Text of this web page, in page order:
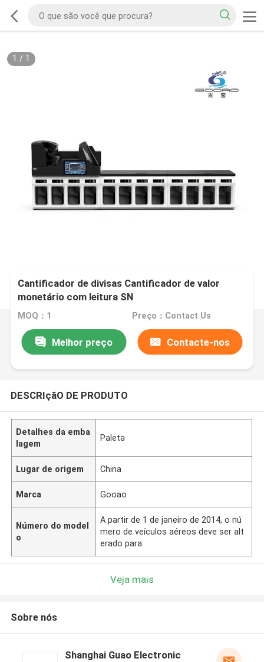
1 / 1
Cantificador de divisas Cantificador de valor
monetário com leitura SN
MOQ：1 Preço：Contact Us
Melhor preço Contacte-nos
DESCRIçãO DE PRODUTO
Detalhes da emba
lagem
Paleta
Lugar de origem China
Marca Gooao
Número do model
o
A partir de 1 de janeiro de 2014, o nú
mero de veículos aéreos deve ser alt
erado para:
Veja mais
Sobre nós
Shanghai Guao Electronic